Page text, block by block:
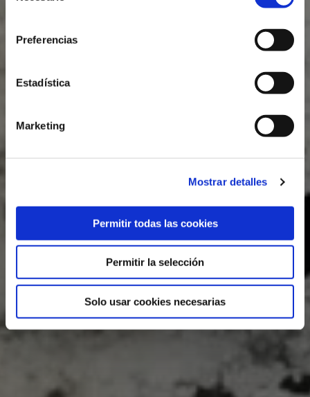
Preferencias
Estadística
Marketing
Mostrar detalles
Permitir todas las cookies
Permitir la selección
Solo usar cookies necesarias
Range of
Granite/Microfiber